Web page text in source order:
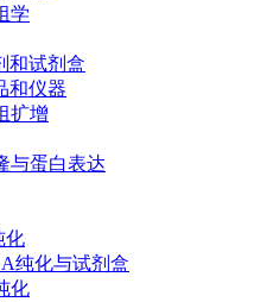
学
和试剂盒
和仪器
扩增
与蛋白表达
化
纯化与试剂盒
化